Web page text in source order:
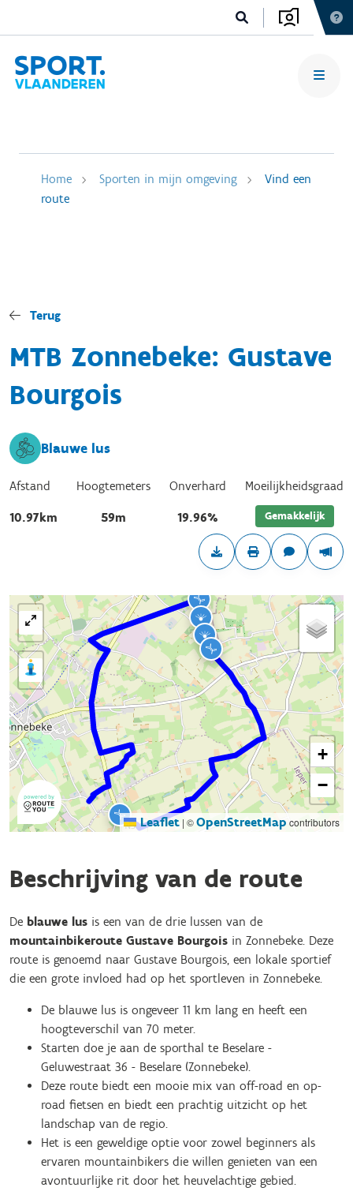
Home Sporten in mijn omgeving
Vind een
route
Terug
MTB Zonnebeke: Gustave
Bourgois
Blauwe lus
Afstand
10.97km
Hoogtemeters
59m
Onverhard
19.96%
Moeilijkheidsgraad
Gemakkelijk
+
−
Leaflet | ©OpenStreetMap contributors
Beschrijving van de route
De blauwe lus is een van de drie lussen van de
mountainbikeroute Gustave Bourgois in Zonnebeke. Deze
route is genoemd naar Gustave Bourgois, een lokale sportief
die een grote invloed had op het sportleven in Zonnebeke.
De blauwe lus is ongeveer 11 km lang en heeft een
hoogteverschil van 70 meter.
Starten doe je aan de sporthal te Beselare -
Geluwestraat 36 - Beselare (Zonnebeke).
Deze route biedt een mooie mix van off-road en op-
road fietsen en biedt een prachtig uitzicht op het
landschap van de regio.
Het is een geweldige optie voor zowel beginners als
ervaren mountainbikers die willen genieten van een
avontuurlijke rit door het heuvelachtige gebied.